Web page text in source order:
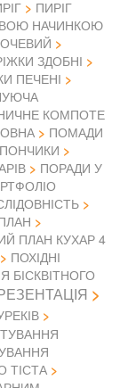
ПИРІГ
НАЧИНКОЮ
ЗДОБНІ
ПЕЧЕНІ
КОМПОТЕ
ПОМАДИ
ПОНЧИКИ
ПОРАДИ У
ПЛАН КУХАР 4
ПОХІДНІ
БІСКВІТНОГО
ТІСТА